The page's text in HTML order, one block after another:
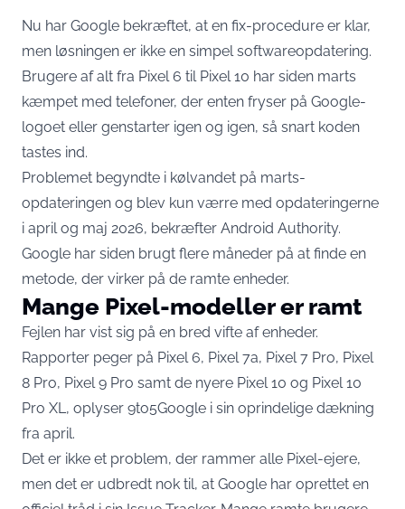
Nu har Google bekræftet, at en fix-procedure er klar,
men løsningen er ikke en simpel softwareopdatering.
Brugere af alt fra Pixel 6 til Pixel 10 har siden marts
kæmpet med telefoner, der enten fryser på Google-
logoet eller genstarter igen og igen, så snart koden
tastes ind.
Problemet begyndte i kølvandet på marts-
opdateringen og blev kun værre med opdateringerne
i april og maj 2026, bekræfter Android Authority.
Google har siden brugt flere måneder på at finde en
metode, der virker på de ramte enheder.
Mange Pixel-modeller er ramt
Fejlen har vist sig på en bred vifte af enheder.
Rapporter peger på Pixel 6, Pixel 7a, Pixel 7 Pro, Pixel
8 Pro, Pixel 9 Pro samt de nyere Pixel 10 og Pixel 10
Pro XL, oplyser 9to5Google i sin oprindelige dækning
fra april.
Det er ikke et problem, der rammer alle Pixel-ejere,
men det er udbredt nok til, at Google har oprettet en